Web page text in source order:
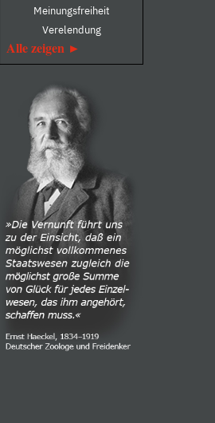
Meinungsfreiheit
Verelendung
Alle zeigen